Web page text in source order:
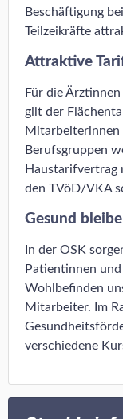
Beschäftigung
Teilzeikräfte
Attraktive
Für die
gilt der
Mitarbeiterinnen
Berufsgruppen
Haustarifvertrag
den TVöD/VKA
Gesund
In der OSK
Patientinnen
Wohlbefinden
Mitarbeiter. Im
verschiedene